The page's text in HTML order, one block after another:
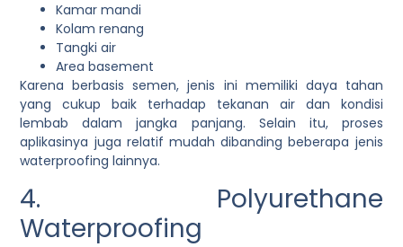
Kamar mandi
Kolam renang
Tangki air
Area basement
Karena berbasis semen, jenis ini memiliki daya tahan
yang cukup baik terhadap tekanan air dan kondisi
lembab dalam jangka panjang. Selain itu, proses
aplikasinya juga relatif mudah dibanding beberapa jenis
waterproofing lainnya.
4. Polyurethane
Waterproofing